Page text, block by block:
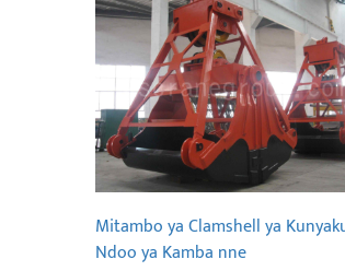
Mitambo ya Clamshell ya
Ndoo ya Kamba nne